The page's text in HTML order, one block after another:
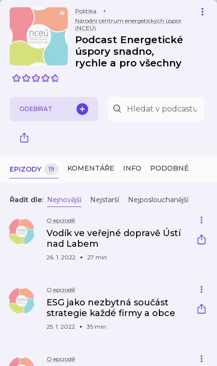
Politika
Národní centrum energetických úspor
(NCEÚ)
Podcast Energetické
úspory snadno,
rychle a pro všechny
ODEBÍRAT
EPIZODY 19 KOMENTÁŘE INFO PODOBNÉ
Řadit dle: Nejnovější Nejstarší Nejposlouchanější
O epizodě
Vodík ve veřejné dopravě Ústí
nad Labem
26. 1. 2022 27 min
O epizodě
ESG jako nezbytná součást
strategie každé firmy a obce
25. 1. 2022 35 min
O epizodě